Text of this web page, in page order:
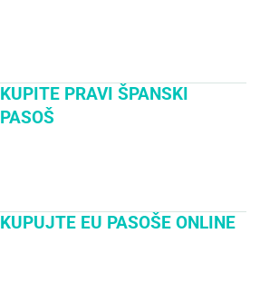
KUPITE PRAVI ŠPANSKI
PASOŠ
KUPUJTE EU PASOŠE ONLINE